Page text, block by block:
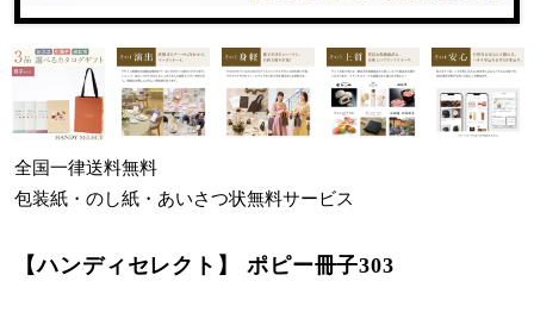
全国一律送料無料
包装紙・のし紙・あいさつ状無料サービス
【ハンディセレクト】 ポピー冊子303